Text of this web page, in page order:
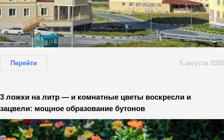
Перейти 5 августа 2026
3 ложки на литр — и комнатные цветы воскресли и
зацвели: мощное образование бутонов